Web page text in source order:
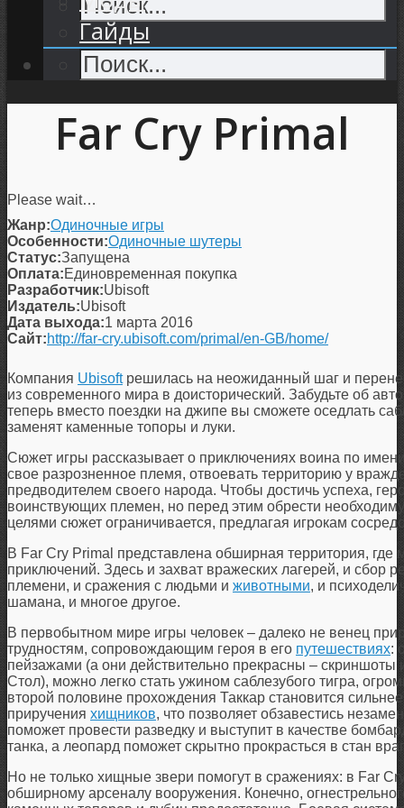
Гайды
Far Cry Primal
Please wait…
Жанр:Одиночные игры
Особенности:Одиночные шутеры
Статус:Запущена
Оплата:Единовременная покупка
Разработчик:Ubisoft
Издатель:Ubisoft
Дата выхода:1 марта 2016
Сайт:http://far-cry.ubisoft.com/primal/en-GB/home/
Компания Ubisoftрешилась на неожиданный шаг и
из современного мира в доисторический. Забудьте об
теперь вместо поездки на джипе вы сможете оседлать
заменят каменные топоры и луки.
Сюжет игры рассказывает о приключениях воина по
свое разрозненное племя, отвоевать территорию у
предводителем своего народа. Чтобы достичь успеха,
воинствующих племен, но перед этим обрести
целями сюжет ограничивается, предлагая игрокам
В Far Cry Primal представлена обширная территория, где
приключений. Здесь и захват вражеских лагерей, и сбор
племени, и сражения с людьми и животными, и
шамана, и многое другое.
В первобытном мире игры человек – далеко не венец
трудностям, сопровождающим героя в его путешествиях:
пейзажами (а они действительно прекрасны – скриншоты
Стол), можно легко стать ужином саблезубого тигра,
второй половине прохождения Таккар становится
приручения хищников, что позволяет обзавестись
поможет провести разведку и выступит в качестве
танка, а леопард поможет скрытно прокрасться в стан
Но не только хищные звери помогут в сражениях: в Far
обширному арсеналу вооружения. Конечно,